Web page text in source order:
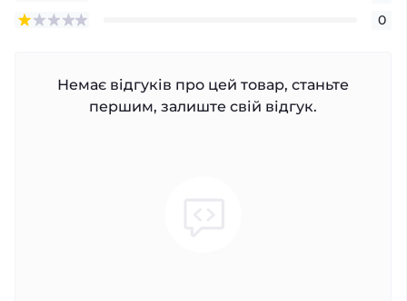
0
Немає відгуків про цей товар, станьте
першим, залиште свій відгук.